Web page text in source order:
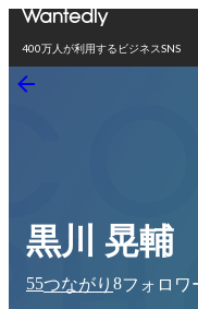
400万人が利用するビジネスSNS
黒川 晃輔
55つながり 8フォロワ